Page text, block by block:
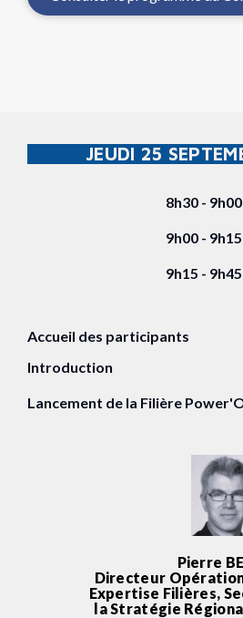
JEUDI 25
8h30 - 9h00
9h00 - 9h15
9h15 - 9h45
Accueil des participants
Introduction
Lancement de la Filière
Pierre
Directeur
Expertise Filières,
la Stratégie